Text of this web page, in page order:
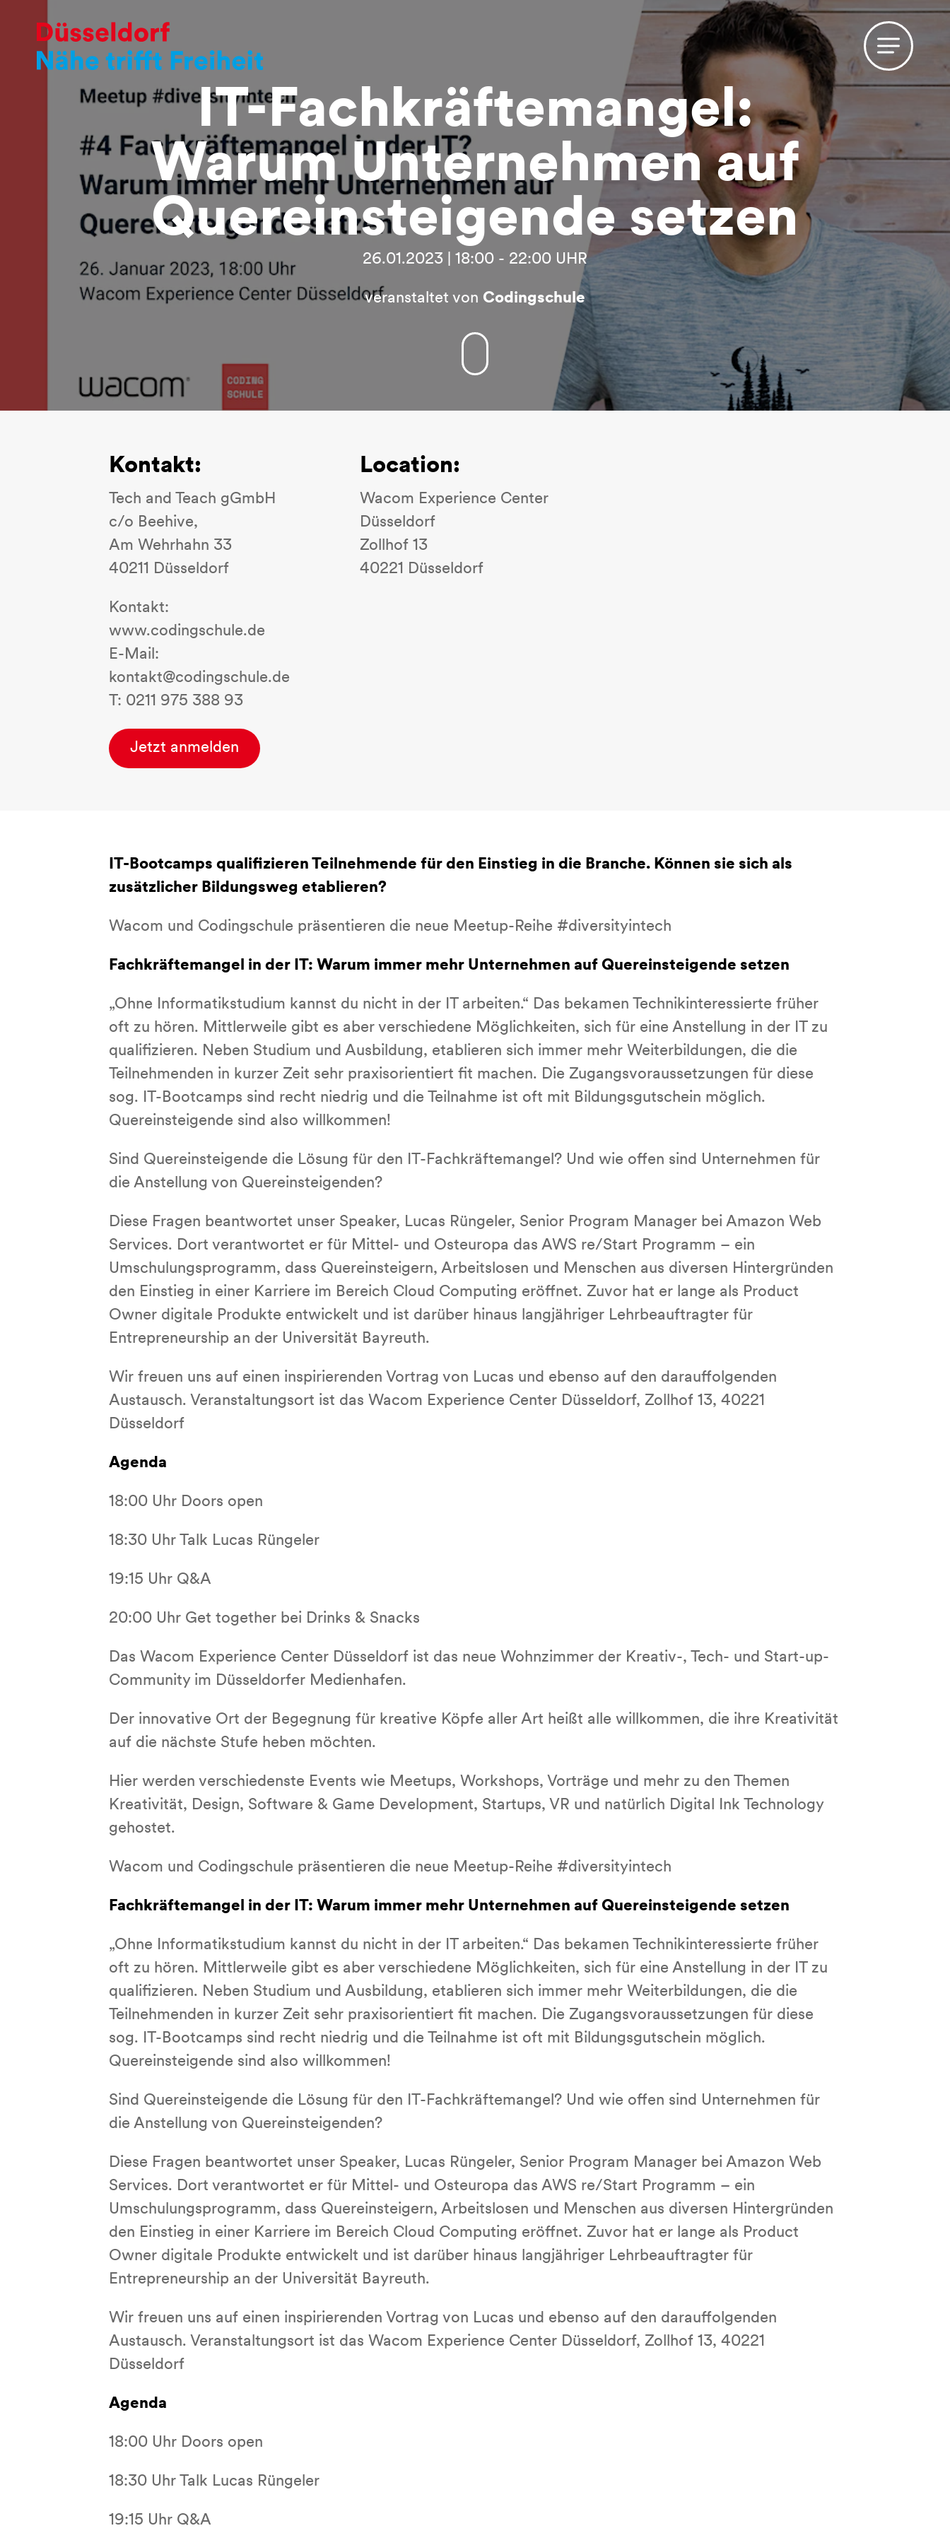
IT-Fachkräftemangel:
Warum Unternehmen auf
Quereinsteigende setzen
26.01.2023 | 18:00 - 22:00 UHR
veranstaltet von Codingschule
Kontakt:
Tech and Teach gGmbH
c/o Beehive,
Am Wehrhahn 33
40211 Düsseldorf
Kontakt:
www.codingschule.de
E-Mail:
kontakt@codingschule.de
T: 0211 975 388 93
Location:
Wacom Experience Center
Düsseldorf
Zollhof 13
40221 Düsseldorf
Jetzt anmelden
IT-Bootcamps qualifizieren Teilnehmende für den Einstieg in die Branche. Können sie sich als
zusätzlicher Bildungsweg etablieren?
Wacom und Codingschule präsentieren die neue Meetup-Reihe #diversityintech
Fachkräftemangel in der IT: Warum immer mehr Unternehmen auf Quereinsteigende setzen
„Ohne Informatikstudium kannst du nicht in der IT arbeiten.“ Das bekamen Technikinteressierte früher
oft zu hören. Mittlerweile gibt es aber verschiedene Möglichkeiten, sich für eine Anstellung in der IT zu
qualifizieren. Neben Studium und Ausbildung, etablieren sich immer mehr Weiterbildungen, die die
Teilnehmenden in kurzer Zeit sehr praxisorientiert fit machen. Die Zugangsvoraussetzungen für diese
sog. IT-Bootcamps sind recht niedrig und die Teilnahme ist oft mit Bildungsgutschein möglich.
Quereinsteigende sind also willkommen!
Sind Quereinsteigende die Lösung für den IT-Fachkräftemangel? Und wie offen sind Unternehmen für
die Anstellung von Quereinsteigenden?
Diese Fragen beantwortet unser Speaker, Lucas Rüngeler, Senior Program Manager bei Amazon Web
Services. Dort verantwortet er für Mittel- und Osteuropa das AWS re/Start Programm – ein
Umschulungsprogramm, dass Quereinsteigern, Arbeitslosen und Menschen aus diversen Hintergründen
den Einstieg in einer Karriere im Bereich Cloud Computing eröffnet. Zuvor hat er lange als Product
Owner digitale Produkte entwickelt und ist darüber hinaus langjähriger Lehrbeauftragter für
Entrepreneurship an der Universität Bayreuth.
Wir freuen uns auf einen inspirierenden Vortrag von Lucas und ebenso auf den darauffolgenden
Austausch. Veranstaltungsort ist das Wacom Experience Center Düsseldorf, Zollhof 13, 40221
Düsseldorf
Agenda
18:00 Uhr Doors open
18:30 Uhr Talk Lucas Rüngeler
19:15 Uhr Q&A
20:00 Uhr Get together bei Drinks & Snacks
Das Wacom Experience Center Düsseldorf ist das neue Wohnzimmer der Kreativ-, Tech- und Start-up-
Community im Düsseldorfer Medienhafen.
Der innovative Ort der Begegnung für kreative Köpfe aller Art heißt alle willkommen, die ihre Kreativität
auf die nächste Stufe heben möchten.
Hier werden verschiedenste Events wie Meetups, Workshops, Vorträge und mehr zu den Themen
Kreativität, Design, Software & Game Development, Startups, VR und natürlich Digital Ink Technology
gehostet.
Wacom und Codingschule präsentieren die neue Meetup-Reihe #diversityintech
Fachkräftemangel in der IT: Warum immer mehr Unternehmen auf Quereinsteigende setzen
„Ohne Informatikstudium kannst du nicht in der IT arbeiten.“ Das bekamen Technikinteressierte früher
oft zu hören. Mittlerweile gibt es aber verschiedene Möglichkeiten, sich für eine Anstellung in der IT zu
qualifizieren. Neben Studium und Ausbildung, etablieren sich immer mehr Weiterbildungen, die die
Teilnehmenden in kurzer Zeit sehr praxisorientiert fit machen. Die Zugangsvoraussetzungen für diese
sog. IT-Bootcamps sind recht niedrig und die Teilnahme ist oft mit Bildungsgutschein möglich.
Quereinsteigende sind also willkommen!
Sind Quereinsteigende die Lösung für den IT-Fachkräftemangel? Und wie offen sind Unternehmen für
die Anstellung von Quereinsteigenden?
Diese Fragen beantwortet unser Speaker, Lucas Rüngeler, Senior Program Manager bei Amazon Web
Services. Dort verantwortet er für Mittel- und Osteuropa das AWS re/Start Programm – ein
Umschulungsprogramm, dass Quereinsteigern, Arbeitslosen und Menschen aus diversen Hintergründen
den Einstieg in einer Karriere im Bereich Cloud Computing eröffnet. Zuvor hat er lange als Product
Owner digitale Produkte entwickelt und ist darüber hinaus langjähriger Lehrbeauftragter für
Entrepreneurship an der Universität Bayreuth.
Wir freuen uns auf einen inspirierenden Vortrag von Lucas und ebenso auf den darauffolgenden
Austausch. Veranstaltungsort ist das Wacom Experience Center Düsseldorf, Zollhof 13, 40221
Düsseldorf
Agenda
18:00 Uhr Doors open
18:30 Uhr Talk Lucas Rüngeler
19:15 Uhr Q&A